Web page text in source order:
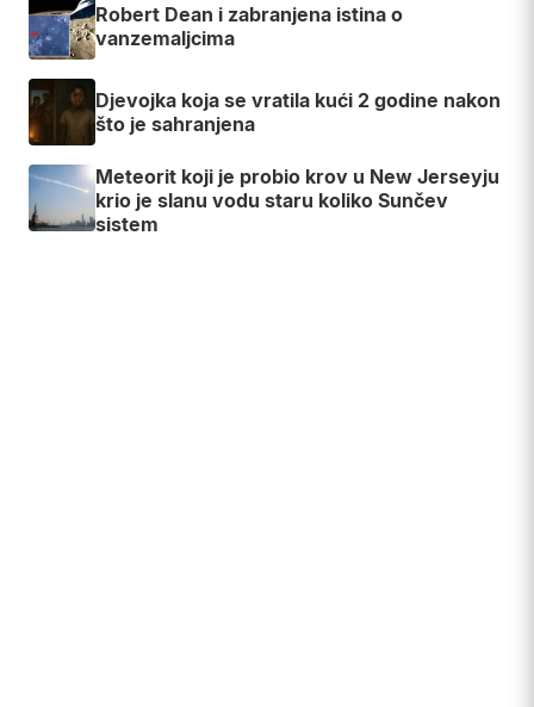
Robert Dean i zabranjena istina o
vanzemaljcima
Djevojka koja se vratila kući 2 godine nakon
što je sahranjena
Meteorit koji je probio krov u New Jerseyju
krio je slanu vodu staru koliko Sunčev
sistem